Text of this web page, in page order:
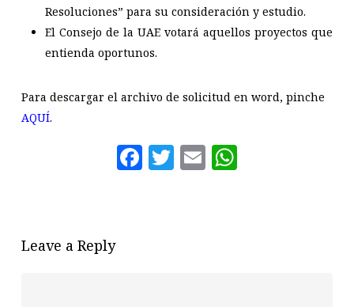
Resoluciones” para su consideración y estudio.
El Consejo de la UAE votará aquellos proyectos que
entienda oportunos.
Para descargar el archivo de solicitud en word, pinche
AQUÍ.
Facebook
Twitter
Email
Leave a Reply